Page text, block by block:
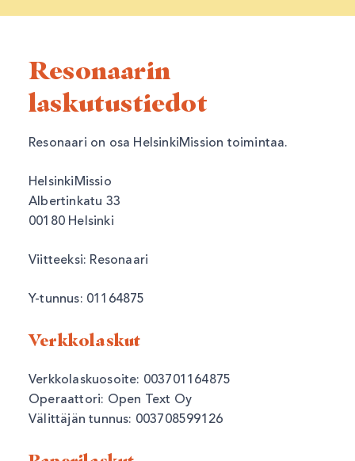
Resonaarin
laskutustiedot
Resonaari on osa HelsinkiMission toimintaa.
HelsinkiMissio
Albertinkatu 33
00180 Helsinki
Viitteeksi: Resonaari
Y-tunnus: 01164875
Verkkolaskut
Verkkolaskuosoite: 003701164875
Operaattori: Open Text Oy
Välittäjän tunnus: 003708599126